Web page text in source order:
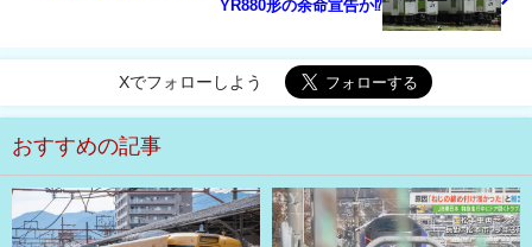
YR880形の余命宣告か⁉
Xでフォローしよう
おすすめの記事